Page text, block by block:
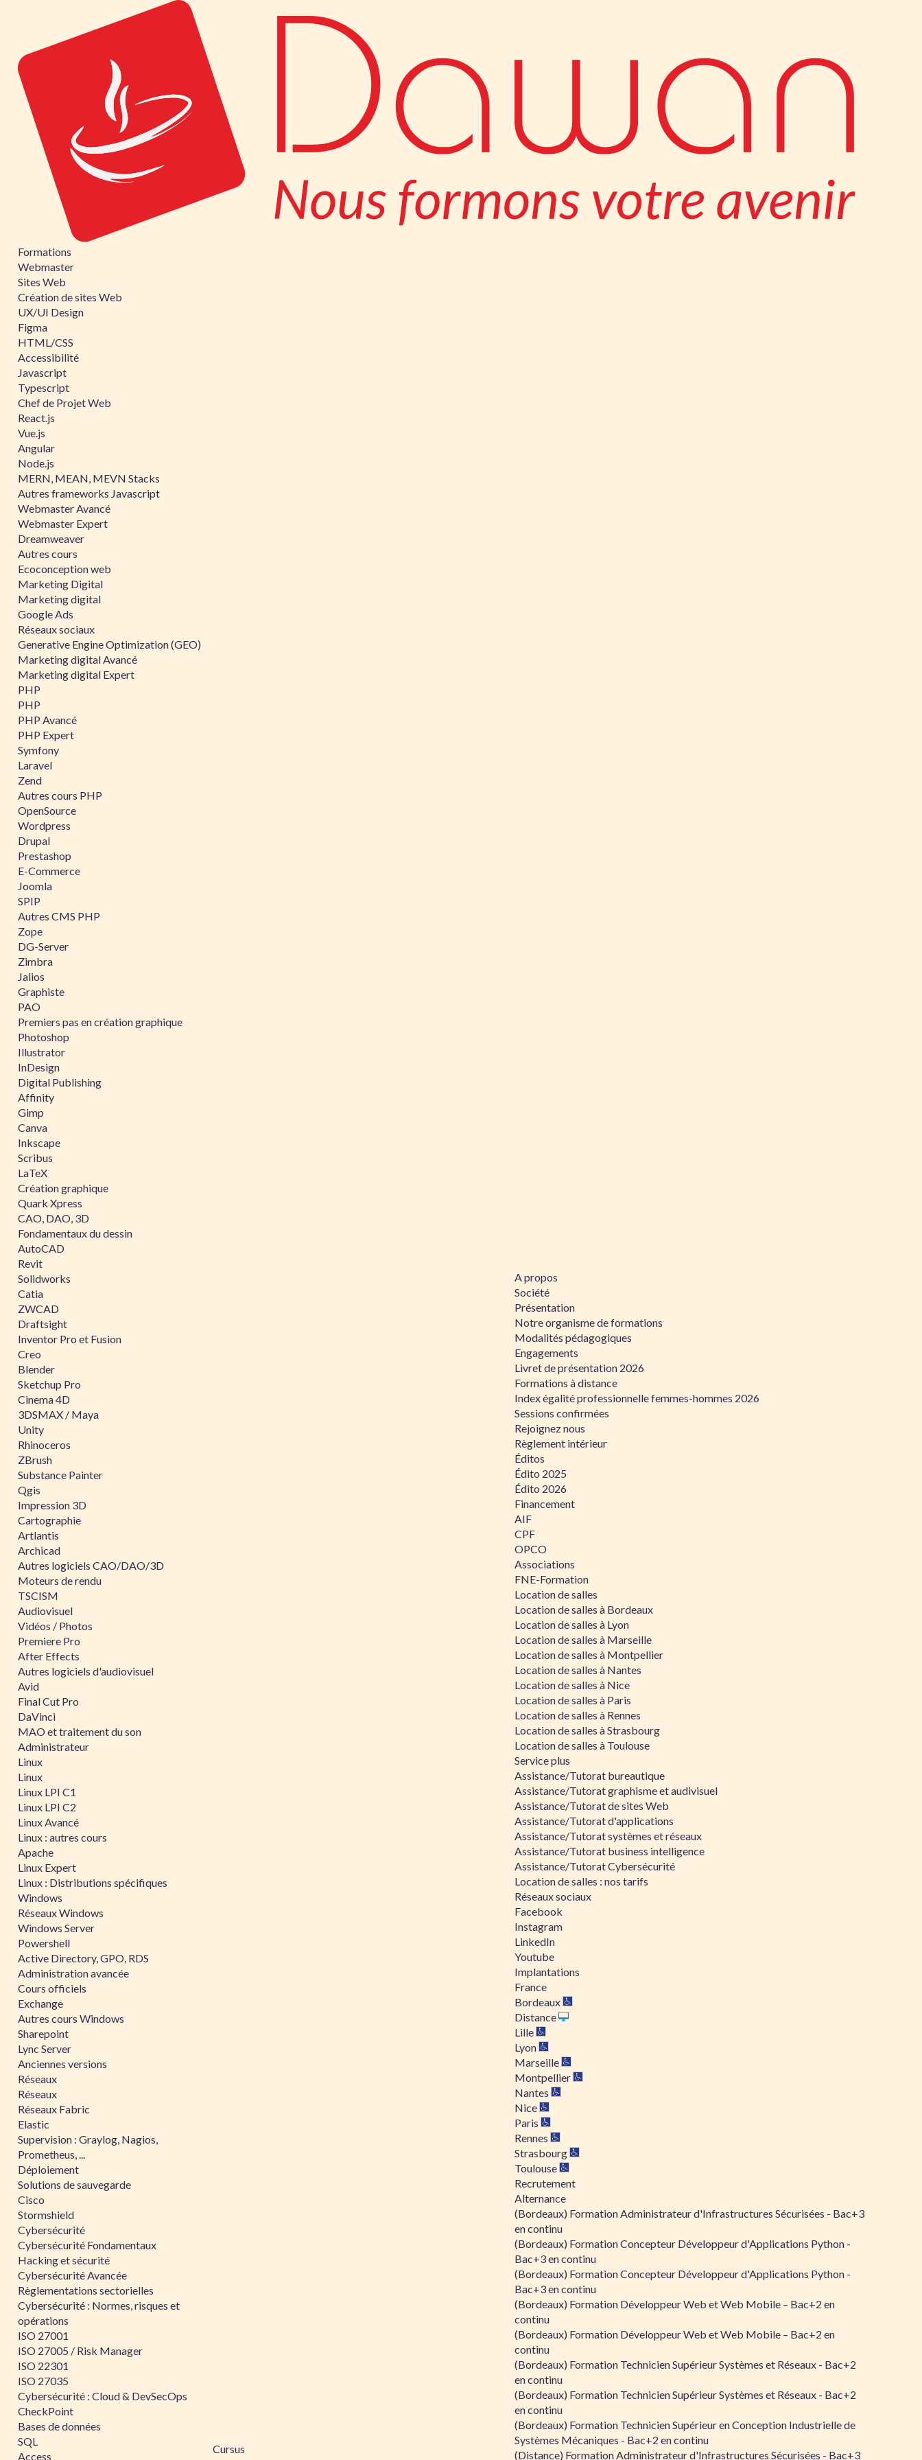
Formations
Webmaster
Sites Web
Création de sites Web
UX/UI Design
Figma
HTML/CSS
Accessibilité
Javascript
Typescript
Chef de Projet Web
React.js
Vue.js
Angular
Node.js
MERN, MEAN, MEVN Stacks
Autres frameworks Javascript
Webmaster Avancé
Webmaster Expert
Dreamweaver
Autres cours
Ecoconception web
Marketing Digital
Marketing digital
Google Ads
Réseaux sociaux
Generative Engine Optimization (GEO)
Marketing digital Avancé
Marketing digital Expert
PHP
PHP
PHP Avancé
PHP Expert
Symfony
Laravel
Zend
Autres cours PHP
OpenSource
Wordpress
Drupal
Prestashop
E-Commerce
Joomla
SPIP
Autres CMS PHP
Zope
DG-Server
Zimbra
Jalios
Graphiste
PAO
Premiers pas en création graphique
Photoshop
Illustrator
InDesign
Digital Publishing
Affinity
Gimp
Canva
Inkscape
Scribus
LaTeX
Création graphique
Quark Xpress
CAO, DAO, 3D
Fondamentaux du dessin
AutoCAD
Revit
Solidworks
Catia
ZWCAD
Draftsight
Inventor Pro et Fusion
Creo
Blender
Sketchup Pro
Cinema 4D
3DSMAX / Maya
Unity
Rhinoceros
ZBrush
Substance Painter
Qgis
Impression 3D
Cartographie
Artlantis
Archicad
Autres logiciels CAO/DAO/3D
Moteurs de rendu
TSCISM
Audiovisuel
Vidéos / Photos
Premiere Pro
After Effects
Autres logiciels d'audiovisuel
Avid
Final Cut Pro
DaVinci
MAO et traitement du son
Administrateur
Linux
Linux
Linux LPI C1
Linux LPI C2
Linux Avancé
Linux : autres cours
Apache
Linux Expert
Linux : Distributions spécifiques
Windows
Réseaux Windows
Windows Server
Powershell
Active Directory, GPO, RDS
Administration avancée
Cours officiels
Exchange
Autres cours Windows
Sharepoint
Lync Server
Anciennes versions
Réseaux
Réseaux
Réseaux Fabric
Elastic
Supervision : Graylog, Nagios,
Prometheus, ...
Déploiement
Solutions de sauvegarde
Cisco
Stormshield
Cybersécurité
Cybersécurité Fondamentaux
Hacking et sécurité
Cybersécurité Avancée
Règlementations sectorielles
Cybersécurité : Normes, risques et
opérations
ISO 27001
ISO 27005 / Risk Manager
ISO 22301
ISO 27035
Cybersécurité : Cloud & DevSecOps
CheckPoint
Bases de données
SQL
Access
Cursus
A propos
Société
Présentation
Notre organisme de formations
Modalités pédagogiques
Engagements
Livret de présentation 2026
Formations à distance
Index égalité professionnelle femmes-hommes 2026
Sessions confirmées
Rejoignez nous
Règlement intérieur
Éditos
Édito 2025
Édito 2026
Financement
AIF
CPF
OPCO
Associations
FNE-Formation
Location de salles
Location de salles à Bordeaux
Location de salles à Lyon
Location de salles à Marseille
Location de salles à Montpellier
Location de salles à Nantes
Location de salles à Nice
Location de salles à Paris
Location de salles à Rennes
Location de salles à Strasbourg
Location de salles à Toulouse
Service plus
Assistance/Tutorat bureautique
Assistance/Tutorat graphisme et audivisuel
Assistance/Tutorat de sites Web
Assistance/Tutorat d'applications
Assistance/Tutorat systèmes et réseaux
Assistance/Tutorat business intelligence
Assistance/Tutorat Cybersécurité
Location de salles : nos tarifs
Réseaux sociaux
Facebook
Instagram
LinkedIn
Youtube
Implantations
France
Bordeaux
Distance
Lille
Lyon
Marseille
Montpellier
Nantes
Nice
Paris
Rennes
Strasbourg
Toulouse
Recrutement
Alternance
(Bordeaux) Formation Administrateur d'Infrastructures Sécurisées - Bac+3
en continu
(Bordeaux) Formation Concepteur Développeur d'Applications Python -
Bac+3 en continu
(Bordeaux) Formation Concepteur Développeur d'Applications Python -
Bac+3 en continu
(Bordeaux) Formation Développeur Web et Web Mobile – Bac+2 en
continu
(Bordeaux) Formation Développeur Web et Web Mobile – Bac+2 en
continu
(Bordeaux) Formation Technicien Supérieur Systèmes et Réseaux - Bac+2
en continu
(Bordeaux) Formation Technicien Supérieur Systèmes et Réseaux - Bac+2
en continu
(Bordeaux) Formation Technicien Supérieur en Conception Industrielle de
Systèmes Mécaniques - Bac+2 en continu
(Distance) Formation Administrateur d'Infrastructures Sécurisées - Bac+3